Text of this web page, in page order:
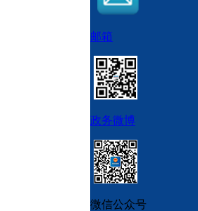
邮箱
政务微博
微信公众号